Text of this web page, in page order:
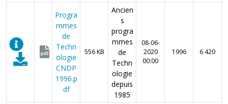
pdf
Progra
mmes
de
Techn
ologie
CNDP
1996.p
df
556 KB
Ancien
s
progra
mmes
de
Techn
ologie
depuis
1985
08-06-
2020
00:00
1996 6 420